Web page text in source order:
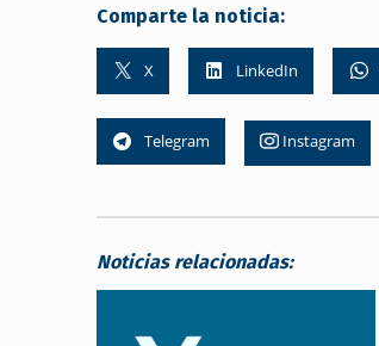
Comparte la noticia:
X LinkedIn
Telegram Instagram
Noticias relacionadas: